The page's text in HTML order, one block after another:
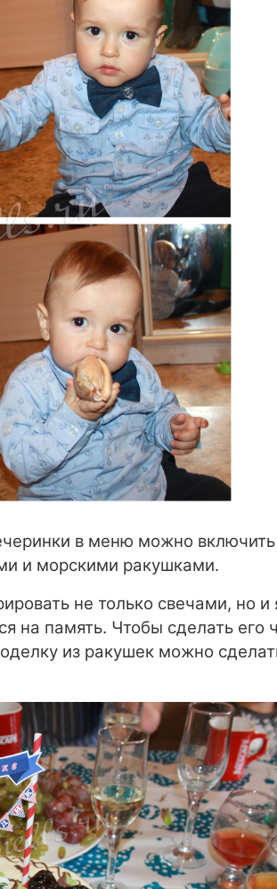
в меню можно
и морскими ракушками.
не только свечами, но
на память. Чтобы сделать
из ракушек можно